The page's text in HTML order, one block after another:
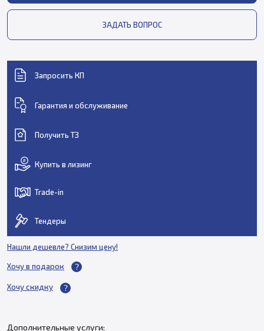
ЗАДАТЬ ВОПРОС
Запросить КП
Гарантия и обслуживание
Получить ТЗ
Купить в лизинг
Trade-in
Тендеры
Нашли дешевле? Снизим цену!
Хочу в подарок
Хочу скидку
Дополнительные услуги: